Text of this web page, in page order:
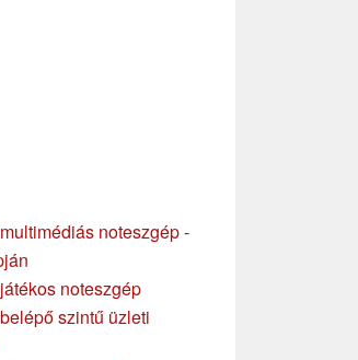
noteszgép -
noteszgép
szintű üzleti